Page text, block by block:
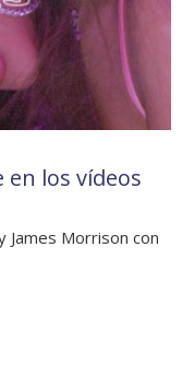
los vídeos
James Morrison con